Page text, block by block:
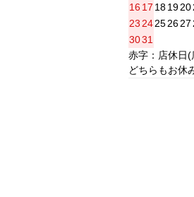
16 17 181920
23 24252627
3031
赤字：店休日(
どちらもお休